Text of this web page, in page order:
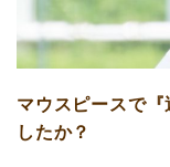
マウスピースで
したか？